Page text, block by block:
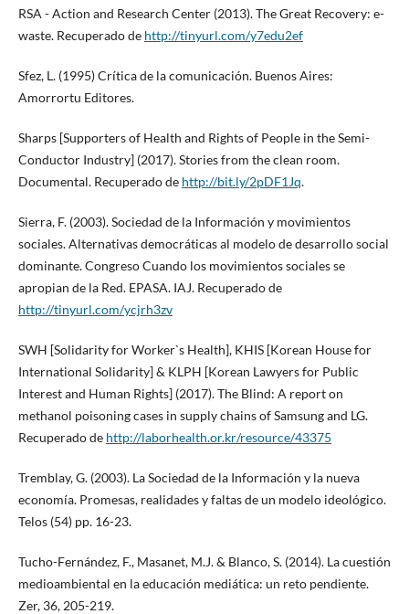
RSA - Action and Research Center (2013). The Great Recovery: e-
waste. Recuperado de http://tinyurl.com/y7edu2ef
Sfez, L. (1995) Crítica de la comunicación. Buenos Aires:
Amorrortu Editores.
Sharps [Supporters of Health and Rights of People in the Semi-
Conductor Industry] (2017). Stories from the clean room.
Documental. Recuperado de http://bit.ly/2pDF1Jq.
Sierra, F. (2003). Sociedad de la Información y movimientos
sociales. Alternativas democráticas al modelo de desarrollo social
dominante. Congreso Cuando los movimientos sociales se
apropian de la Red. EPASA. IAJ. Recuperado de
http://tinyurl.com/ycjrh3zv
SWH [Solidarity for Worker`s Health], KHIS [Korean House for
International Solidarity] & KLPH [Korean Lawyers for Public
Interest and Human Rights] (2017). The Blind: A report on
methanol poisoning cases in supply chains of Samsung and LG.
Recuperado de http://laborhealth.or.kr/resource/43375
Tremblay, G. (2003). La Sociedad de la Información y la nueva
economía. Promesas, realidades y faltas de un modelo ideológico.
Telos (54) pp. 16-23.
Tucho-Fernández, F., Masanet, M.J. & Blanco, S. (2014). La cuestión
medioambiental en la educación mediática: un reto pendiente.
Zer, 36, 205-219.